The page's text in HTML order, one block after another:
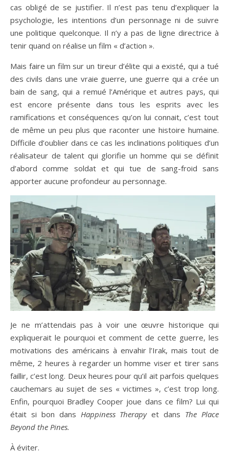
cas obligé de se justifier. Il n’est pas tenu d’expliquer la
psychologie, les intentions d’un personnage ni de suivre
une politique quelconque. Il n’y a pas de ligne directrice à
tenir quand on réalise un film « d’action ».
Mais faire un film sur un tireur d’élite qui a existé, qui a tué
des civils dans une vraie guerre, une guerre qui a crée un
bain de sang, qui a remué l’Amérique et autres pays, qui
est encore présente dans tous les esprits avec les
ramifications et conséquences qu’on lui connait, c’est tout
de même un peu plus que raconter une histoire humaine.
Difficile d’oublier dans ce cas les inclinations politiques d’un
réalisateur de talent qui glorifie un homme qui se définit
d’abord comme soldat et qui tue de sang-froid sans
apporter aucune profondeur au personnage.
Je ne m’attendais pas à voir une œuvre historique qui
expliquerait le pourquoi et comment de cette guerre, les
motivations des américains à envahir l’Irak, mais tout de
même, 2 heures à regarder un homme viser et tirer sans
faillir, c’est long. Deux heures pour qu’il ait parfois quelques
cauchemars au sujet de ses « victimes », c’est trop long.
Enfin, pourquoi Bradley Cooper joue dans ce film? Lui qui
était si bon dans Happiness Therapyet dans The Place
Beyond the Pines.
À éviter.